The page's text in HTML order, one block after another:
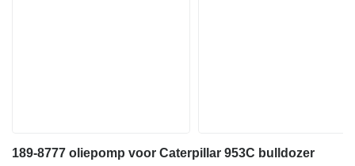
189-8777 oliepomp voor Caterpillar 953C bulldozer